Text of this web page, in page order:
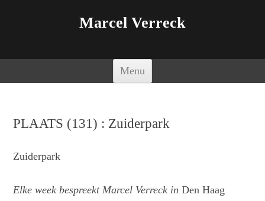
Marcel Verreck
Menu
PLAATS (131) : Zuiderpark
Zuiderpark
Elke week bespreekt Marcel Verreck in Den Haag